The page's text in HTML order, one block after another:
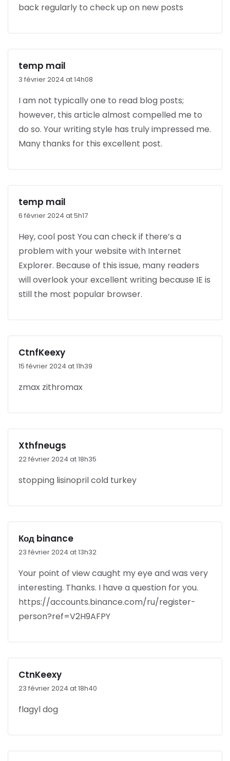
back regularly to check up on new posts
temp mail
3 février 2024 at 14h08
I am not typically one to read blog posts;
however, this article almost compelled me to
do so. Your writing style has truly impressed me.
Many thanks for this excellent post.
temp mail
6 février 2024 at 5h17
Hey, cool post You can check if there’s a
problem with your website with Internet
Explorer. Because of this issue, many readers
will overlook your excellent writing because IE is
still the most popular browser.
CtnfKeexy
15 février 2024 at 11h39
zmax zithromax
Xthfneugs
22 février 2024 at 18h35
stopping lisinopril cold turkey
Код binance
23 février 2024 at 13h32
Your point of view caught my eye and was very
interesting. Thanks. I have a question for you.
https://accounts.binance.com/ru/register-
person?ref=V2H9AFPY
CtnKeexy
23 février 2024 at 18h40
flagyl dog